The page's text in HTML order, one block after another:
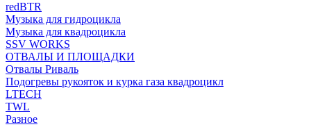
redBTR
Музыка для гидроцикла
Музыка для квадроцикла
SSV WORKS
ОТВАЛЫ И ПЛОЩАДКИ
Отвалы Риваль
Подогревы рукояток и курка газа квадроцикл
LTECH
TWL
Разное